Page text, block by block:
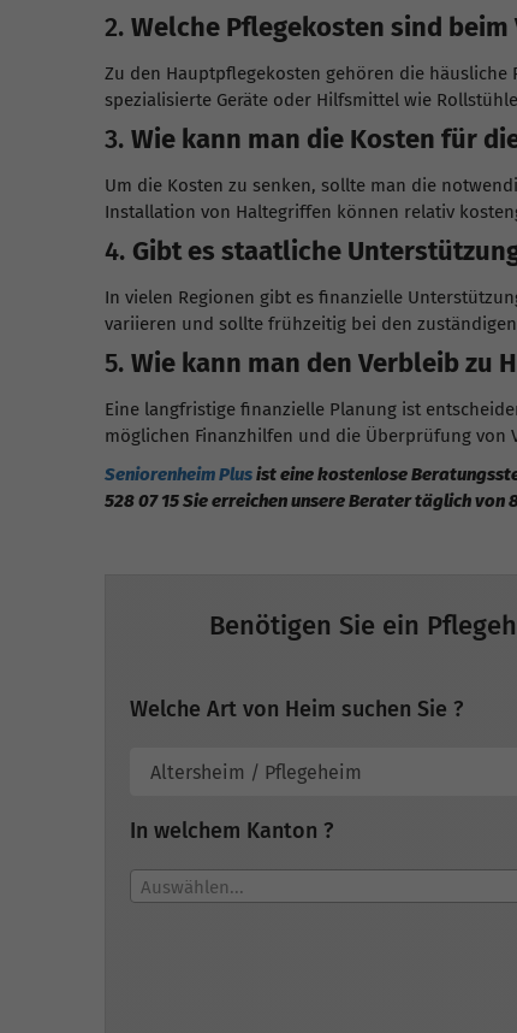
2. Welche Pflegekosten sind
Zu den Hauptpflegekosten gehören die
spezialisierte Geräte oder Hilfsmittel wie
3. Wie kann man die Kosten für
Um die Kosten zu senken, sollte man die
Installation von Haltegriffen können relativ
4. Gibt es staatliche
In vielen Regionen gibt es finanzielle
variieren und sollte frühzeitig bei den
5. Wie kann man den Verbleib zu
Eine langfristige finanzielle Planung ist
möglichen Finanzhilfen und die Überprüfung
Seniorenheim Plusist eine kostenlose
528 07 15 Sie erreichen unsere Berater täglich von
Benötigen Sie ein
Welche Art von Heim suchen Sie ?
In welchem Kanton ?
Auswählen...